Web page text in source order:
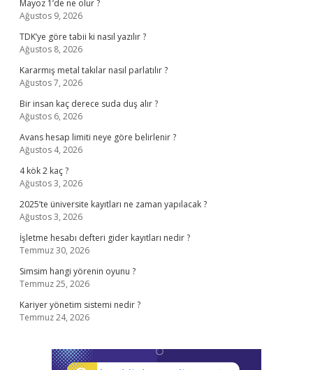
Mayoz 1’de ne olur ?
Ağustos 9, 2026
TDK’ye göre tabii ki nasıl yazılır ?
Ağustos 8, 2026
Kararmış metal takılar nasıl parlatılır ?
Ağustos 7, 2026
Bir insan kaç derece suda duş alır ?
Ağustos 6, 2026
Avans hesap limiti neye göre belirlenir ?
Ağustos 4, 2026
4 kök 2 kaç ?
Ağustos 3, 2026
2025’te üniversite kayıtları ne zaman yapılacak ?
Ağustos 3, 2026
İşletme hesabı defteri gider kayıtları nedir ?
Temmuz 30, 2026
Simsim hangi yörenin oyunu ?
Temmuz 25, 2026
Kariyer yönetim sistemi nedir ?
Temmuz 24, 2026